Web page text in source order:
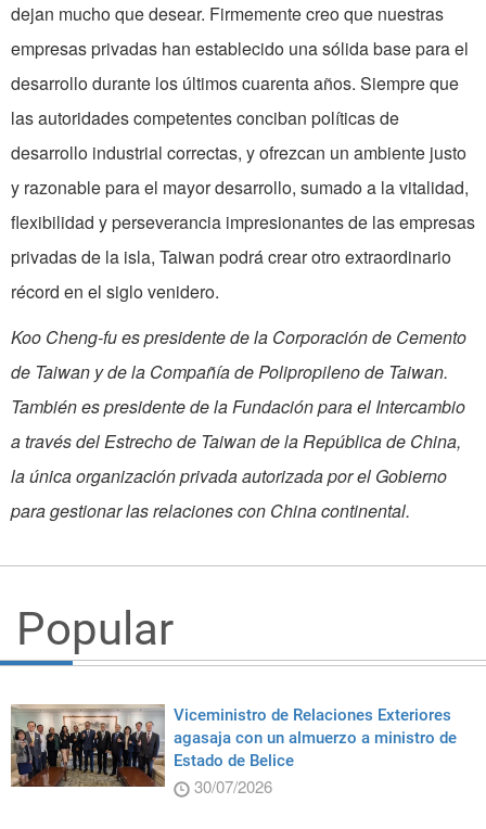
dejan mucho que desear. Firmemente creo que nuestras
empresas privadas han establecido una sólida base para el
desarrollo durante los últimos cuarenta años. Siempre que
las autoridades competentes conciban políticas de
desarrollo industrial correctas, y ofrezcan un ambiente justo
y razonable para el mayor desarrollo, sumado a la vitalidad,
flexibilidad y perseverancia impresionantes de las empresas
privadas de la isla, Taiwan podrá crear otro extraordinario
récord en el siglo venidero.
Koo Cheng-fu es presidente de la Corporación de Cemento
de Taiwan y de la Compañía de Polipropileno de Taiwan.
También es presidente de la Fundación para el Intercambio
a través del Estrecho de Taiwan de la República de China,
la única organización privada autorizada por el Gobierno
para gestionar las relaciones con China continental.
Popular
Viceministro de Relaciones Exteriores
agasaja con un almuerzo a ministro de
Estado de Belice
30/07/2026